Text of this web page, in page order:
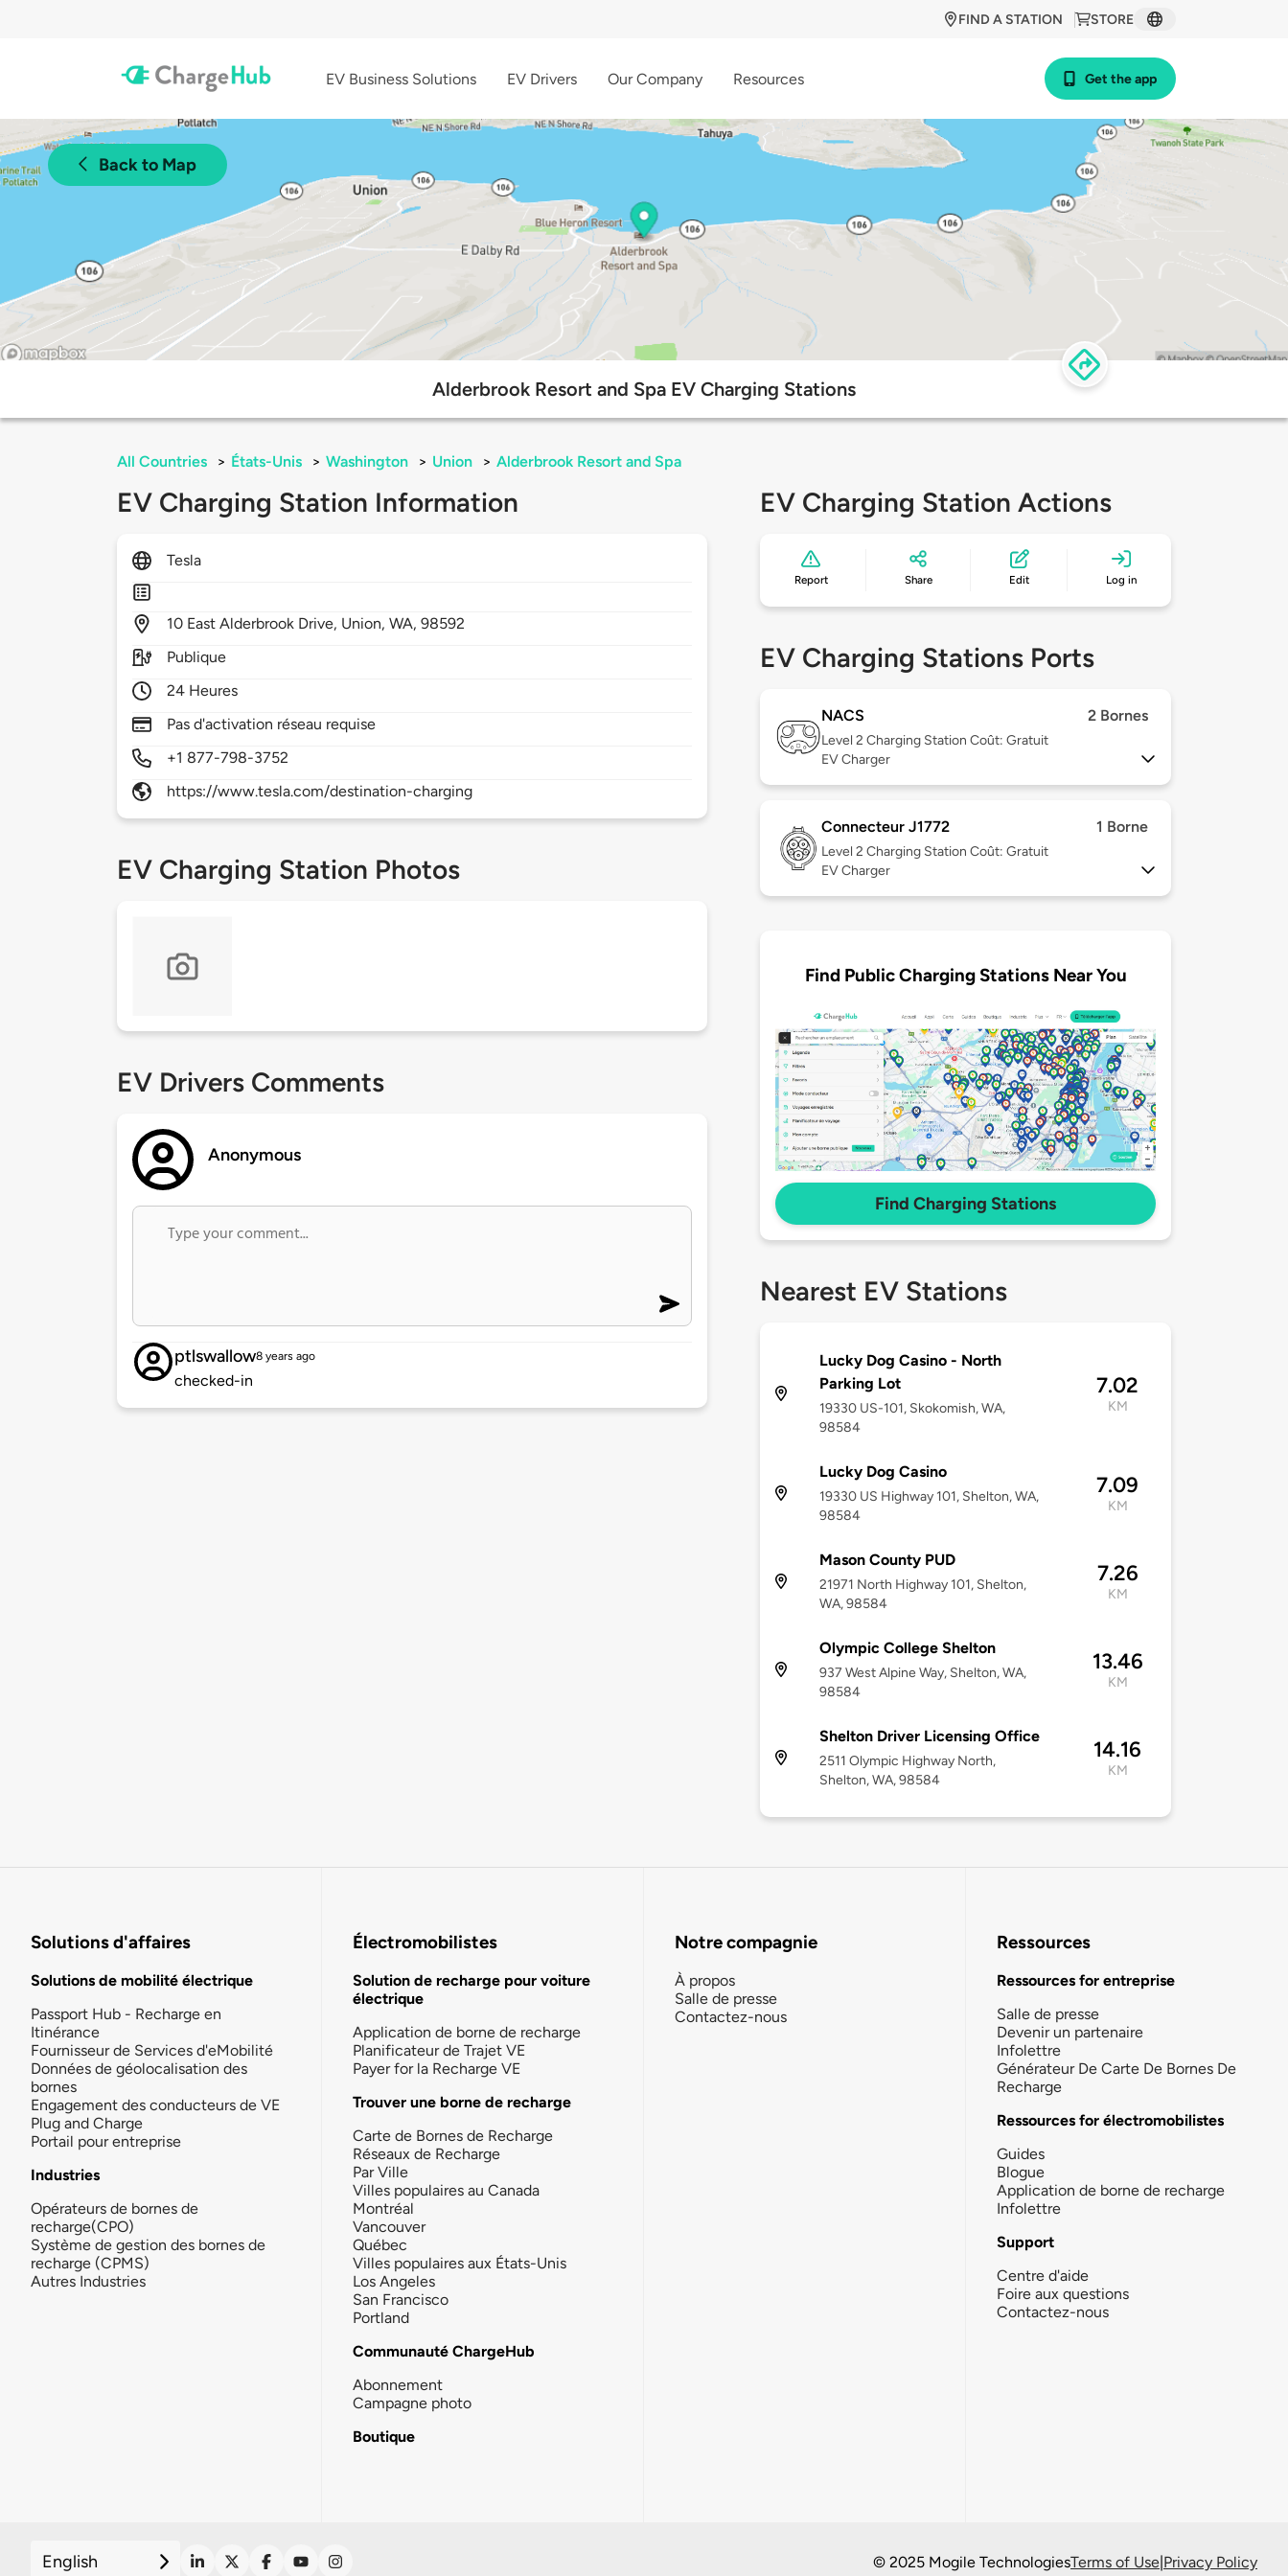
STORE
FIND A STATION
EV Business Solutions EV Drivers Our Company Resources Get the app
Back to Map
Alderbrook Resort and Spa EV Charging Stations
All Countries > États-Unis > Washington > Union > Alderbrook Resort and Spa
EV Charging Station Information
Tesla
10 East Alderbrook Drive, Union,WA,98592
Publique
24 Heures
Pas d'activation réseau requise
+1 877-798-3752
https://www.tesla.com/destination-charging
EV Charging Station Photos
EV Drivers Comments
Anonymous
ptlswallow8 years ago
checked-in
EV Charging Station Actions
Report Share Edit Log in
EV Charging Stations Ports
NACS 2 Bornes
Level 2 Charging Station Coût: Gratuit
EV Charger
Connecteur J1772 1 Borne
Level 2 Charging Station Coût: Gratuit
EV Charger
Find Public Charging Stations Near You
Find Charging Stations
Nearest EV Stations
Lucky Dog Casino - North
Parking Lot
19330 US-101, Skokomish, WA,
98584
7.02
KM
Lucky Dog Casino
19330 US Highway 101, Shelton, WA,
98584
7.09
KM
Mason County PUD
21971 North Highway 101, Shelton,
WA, 98584
7.26
KM
Olympic College Shelton
937 West Alpine Way, Shelton, WA,
98584
13.46
KM
Shelton Driver Licensing Office
2511 Olympic Highway North,
Shelton, WA, 98584
14.16
KM
Solutions d'affaires
Solutions de mobilité électrique
Passport Hub - Recharge en
Itinérance
Fournisseur de Services d'eMobilité
Données de géolocalisation des
bornes
Engagement des conducteurs de VE
Plug and Charge
Portail pour entreprise
Industries
Opérateurs de bornes de
recharge(CPO)
Système de gestion des bornes de
recharge (CPMS)
Autres Industries
Électromobilistes
Solution de recharge pour voiture
électrique
Application de borne de recharge
Planificateur de Trajet VE
Payer for la Recharge VE
Trouver une borne de recharge
Carte de Bornes de Recharge
Réseaux de Recharge
Par Ville
Villes populaires au Canada
Montréal
Vancouver
Québec
Villes populaires aux États-Unis
Los Angeles
San Francisco
Portland
Communauté ChargeHub
Abonnement
Campagne photo
Boutique
Notre compagnie
À propos
Salle de presse
Contactez-nous
Ressources
Ressources for entreprise
Salle de presse
Devenir un partenaire
Infolettre
Générateur De Carte De Bornes De
Recharge
Ressources for électromobilistes
Guides
Blogue
Application de borne de recharge
Infolettre
Support
Centre d'aide
Foire aux questions
Contactez-nous
English © 2025 Mogile TechnologiesTerms of Use|Privacy Policy